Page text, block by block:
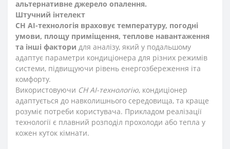
альтернативне джерело опалення.
Штучний інтелект
CH AI-технологія враховує температуру, погодні
умови, площу приміщення, теплове навантаження
та інші фактори для аналізу, який у подальшому
адаптує параметри кондиціонера для різних режимів
системи, підвищуючи рівень енергозбереження іта
комфорту.
Використовуючи CH AI-технологію, кондиціонер
адаптується до навколишнього середовища, та краще
розуміє потреби користувача. Прикладом реалізації
технології є плавний розподіл прохолоди або тепла у
кожен куток кімнати.